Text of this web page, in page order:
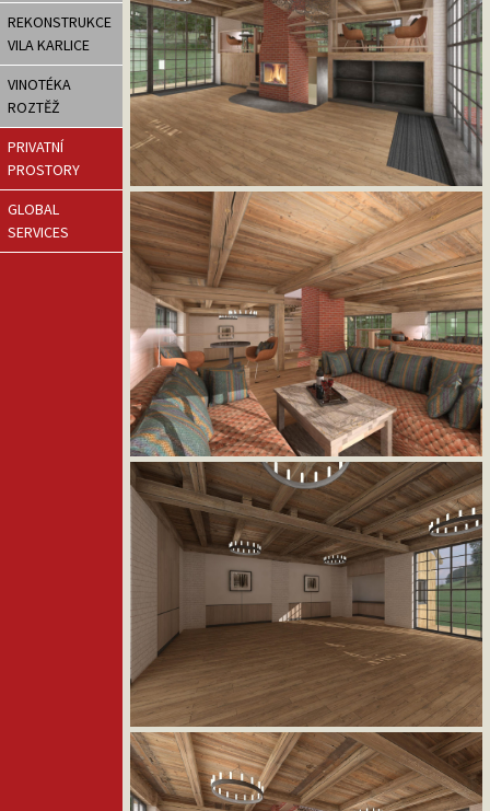
REKONSTRUKCE
VILA KARLICE
VINOTÉKA
ROZTĚŽ
PRIVATNÍ
PROSTORY
GLOBAL
SERVICES